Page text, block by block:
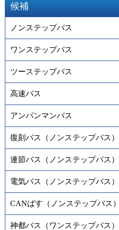
候補
ノンステップバス
ワンステップバス
ツーステップバス
高速バス
アンパンマンバス
復刻バス（ノンステップバス）
連節バス（ノンステップバス）
電気バス（ノンステップバス）
CANばす（ノンステップバス）
神都バス（ワンステップバス）